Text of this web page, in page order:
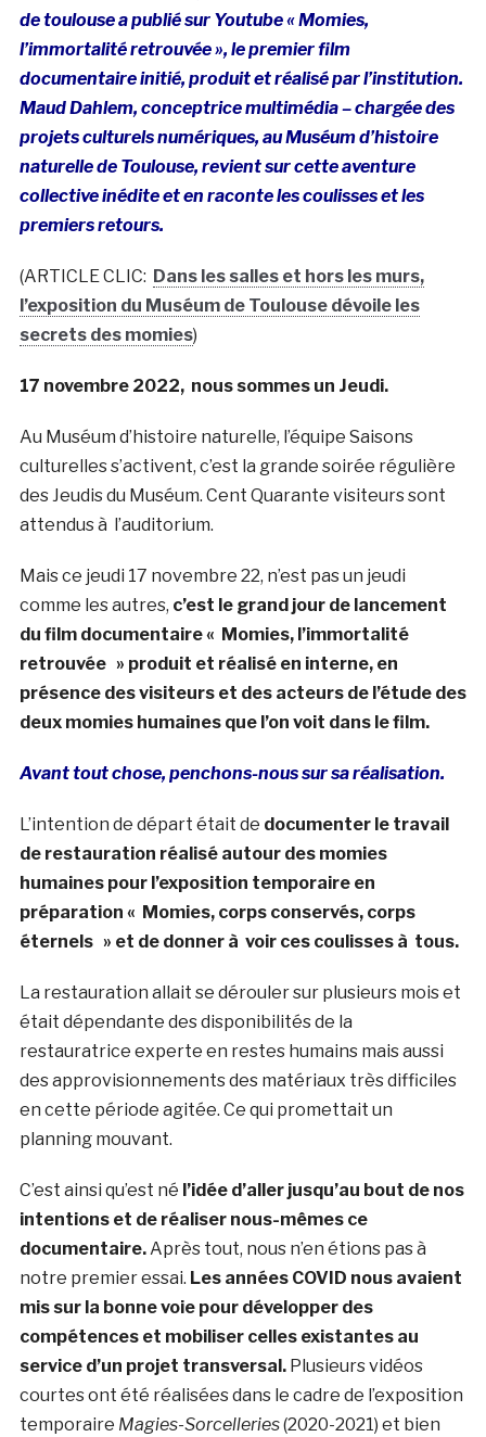
de toulouse a publié sur Youtube « Momies,
l’immortalité retrouvée », le premier film
documentaire initié, produit et réalisé par l’institution.
Maud Dahlem, conceptrice multimédia – chargée des
projets culturels numériques, au Muséum d’histoire
naturelle de Toulouse, revient sur cette aventure
collective inédite et en raconte les coulisses et les
premiers retours.
(ARTICLE CLIC: Dans les salles et hors les murs,
l’exposition du Muséum de Toulouse dévoile les
secrets des momies)
17 novembre 2022, nous sommes un Jeudi.
Au Muséum d’histoire naturelle, l’équipe Saisons
culturelles s’activent, c’est la grande soirée régulière
des Jeudis du Muséum. Cent Quarante visiteurs sont
attendus à l’auditorium.
Mais ce jeudi 17 novembre 22, n’est pas un jeudi
comme les autres, c’est le grand jour de lancement
du film documentaire « Momies, l’immortalité
retrouvée » produit et réalisé en interne, en
présence des visiteurs et des acteurs de l’étude des
deux momies humaines que l’on voit dans le film.
Avant tout chose, penchons-nous sur sa réalisation.
L’intention de départ était de documenter le travail
de restauration réalisé autour des momies
humaines pour l’exposition temporaire en
préparation « Momies, corps conservés, corps
éternels » et de donner à voir ces coulisses à tous.
La restauration allait se dérouler sur plusieurs mois et
était dépendante des disponibilités de la
restauratrice experte en restes humains mais aussi
des approvisionnements des matériaux très difficiles
en cette période agitée. Ce qui promettait un
planning mouvant.
C’est ainsi qu’est né l’idée d’aller jusqu’au bout de nos
intentions et de réaliser nous-mêmes ce
documentaire.Après tout, nous n’en étions pas à
notre premier essai. Les années COVID nous avaient
mis sur la bonne voie pour développer des
compétences et mobiliser celles existantes au
service d’un projet transversal.Plusieurs vidéos
courtes ont été réalisées dans le cadre de l’exposition
temporaire Magies-Sorcelleries(2020-2021) et bien